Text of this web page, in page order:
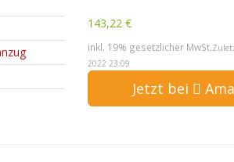
143,22 €
inkl. 19% gesetzlicher MwSt.
2022 23:09
Jetzt bei